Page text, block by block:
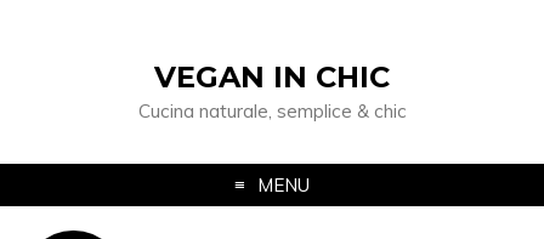
VEGAN IN CHIC
Cucina naturale, semplice & chic
MENU